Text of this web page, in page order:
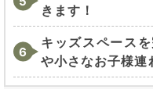
きます！
キッズスペース
や小さなお子様連